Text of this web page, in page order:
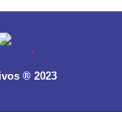
® 2023